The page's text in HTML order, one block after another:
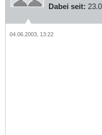
Dabei seit:
04.06.2003, 13:22